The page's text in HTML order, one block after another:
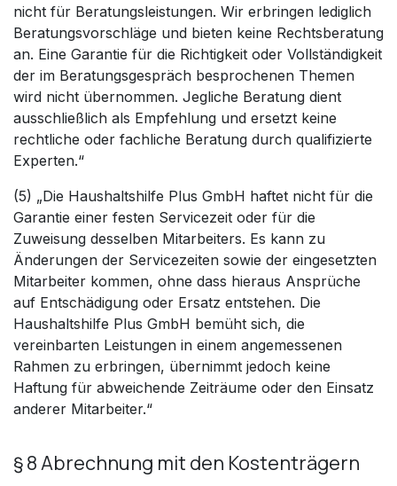
nicht für Beratungsleistungen. Wir erbringen lediglich
Beratungsvorschläge und bieten keine Rechtsberatung
an. Eine Garantie für die Richtigkeit oder Vollständigkeit
der im Beratungsgespräch besprochenen Themen
wird nicht übernommen. Jegliche Beratung dient
ausschließlich als Empfehlung und ersetzt keine
rechtliche oder fachliche Beratung durch qualifizierte
Experten.“
(5) „Die Haushaltshilfe Plus GmbH haftet nicht für die
Garantie einer festen Servicezeit oder für die
Zuweisung desselben Mitarbeiters. Es kann zu
Änderungen der Servicezeiten sowie der eingesetzten
Mitarbeiter kommen, ohne dass hieraus Ansprüche
auf Entschädigung oder Ersatz entstehen. Die
Haushaltshilfe Plus GmbH bemüht sich, die
vereinbarten Leistungen in einem angemessenen
Rahmen zu erbringen, übernimmt jedoch keine
Haftung für abweichende Zeiträume oder den Einsatz
anderer Mitarbeiter.“
§ 8 Abrechnung mit den Kostenträgern